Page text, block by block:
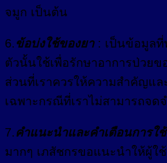
จมูก เป็นต้น
6. ข้อบ่งใช้ของยา : เป็นข้อมูลที่
ตัวนั้นใช้เพื่อรักษาอาการป่วยข
ส่วนที่เราควรให้ความสำคัญแล
เฉพาะกรณีที่เราไม่สามารถจด
7.คำแนะนำและคำเตือนการใ
มากๆ เภสัชกรขอแนะนำให้ผู้ใ